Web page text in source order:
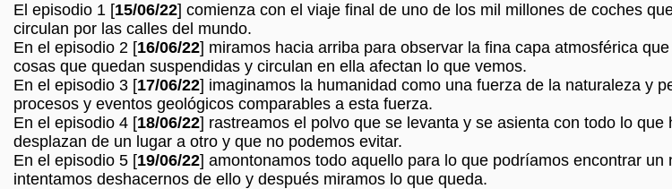
El episodio 1 [15/06/22] comienza con el viaje final de uno de los mil millones de coches
circulan por las calles del mundo.
En el episodio 2 [16/06/22] miramos hacia arriba para observar la fina capa atmosférica
cosas que quedan suspendidas y circulan en ella afectan lo que vemos.
En el episodio 3 [17/06/22] imaginamos la humanidad como una fuerza de la naturaleza y
procesos y eventos geológicos comparables a esta fuerza.
En el episodio 4 [18/06/22] rastreamos el polvo que se levanta y se asienta con todo lo que
desplazan de un lugar a otro y que no podemos evitar.
En el episodio 5 [19/06/22] amontonamos todo aquello para lo que podríamos encontrar un
intentamos deshacernos de ello y después miramos lo que queda.